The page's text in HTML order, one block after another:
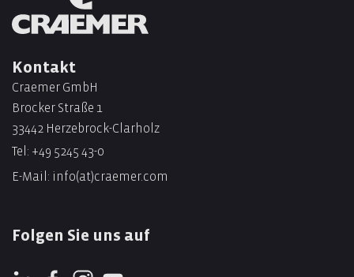
Kontakt
Craemer GmbH
Brocker Straße 1
33442 Herzebrock-Clarholz
Tel: +49 5245 43-0
E-Mail: info(at)craemer.com
Folgen Sie uns auf